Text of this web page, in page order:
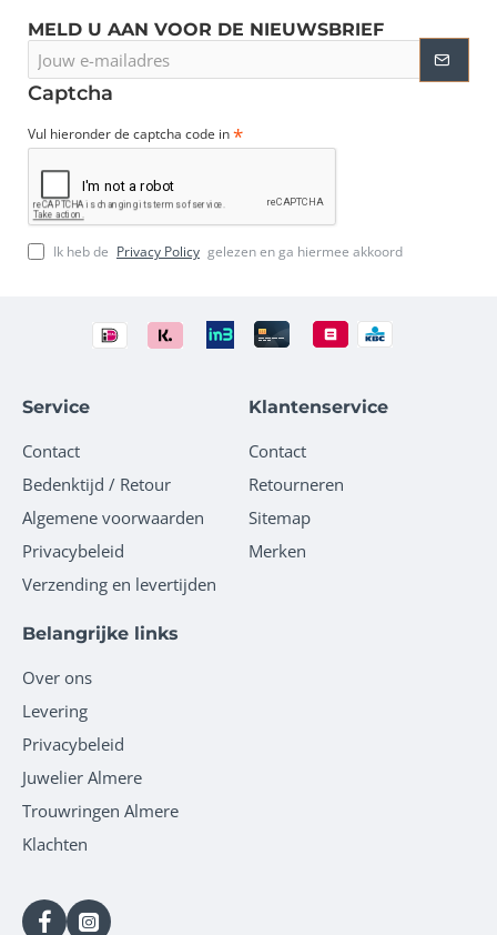
MELD U AAN VOOR DE NIEUWSBRIEF
e-
mailadres
Captcha
Vul hieronder de captcha code in
Ik heb de Privacy Policy gelezen en ga hiermee akkoord
Service
Contact
Bedenktijd / Retour
Algemene voorwaarden
Privacybeleid
Verzending en levertijden
Klantenservice
Contact
Retourneren
Sitemap
Merken
Belangrijke links
Over ons
Levering
Privacybeleid
Juwelier Almere
Trouwringen Almere
Klachten